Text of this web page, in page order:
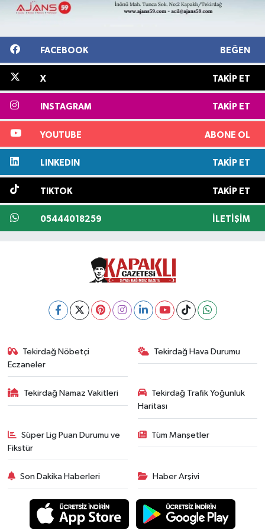
FACEBOOK BEĞEN
X TAKIP ET
INSTAGRAM TAKIP ET
YOUTUBE ABONE OL
LINKEDIN TAKIP ET
TIKTOK TAKIP ET
05444018259 İLETIŞIM
Tekirdağ Nöbetçi
Eczaneler
Tekirdağ Hava Durumu
Tekirdağ Namaz Vakitleri
Tekirdağ Trafik Yoğunluk
Haritası
Süper Lig Puan Durumu ve
Fikstür
Tüm Manşetler
Son Dakika Haberleri Haber Arşivi